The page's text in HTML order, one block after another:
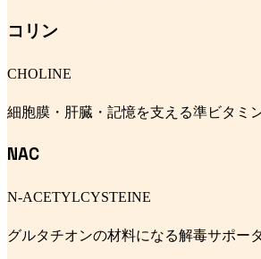
コリン
CHOLINE
細胞膜・肝臓・記憶を支える準ビタミ
NAC
N-ACETYLCYSTEINE
グルタチオンの材料になる解毒サポー